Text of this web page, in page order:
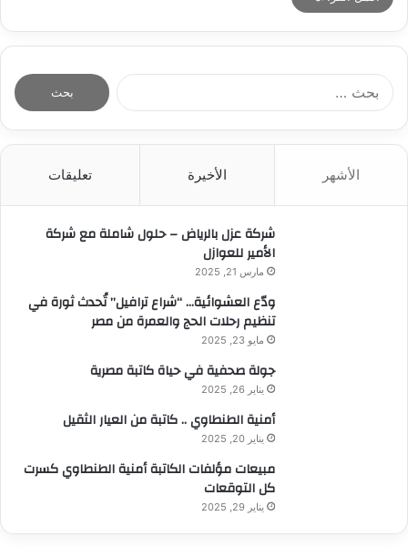
الأشهر الأخيرة تعليقات
شركة عزل بالرياض – حلول شاملة مع شركة
الأمير للعوازل
مارس 21, 2025
ودّع العشوائية… “شراع ترافيل” تُحدث ثورة في
تنظيم رحلات الحج والعمرة من مصر
مايو 23, 2025
جولة صحفية في حياة كاتبة مصرية
يناير 26, 2025
أمنية الطنطاوي .. كاتبة من العيار الثقيل
يناير 20, 2025
مبيعات مؤلفات الكاتبة أمنية الطنطاوي كسرت
كل التوقعات
يناير 29, 2025